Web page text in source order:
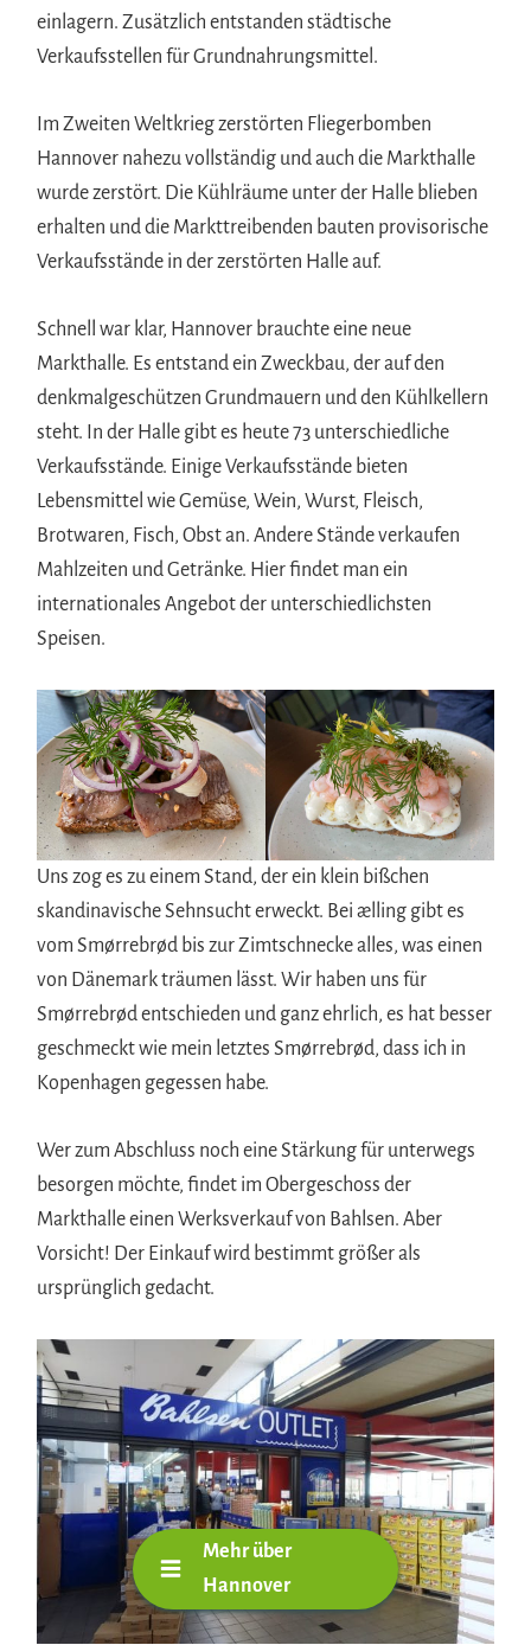
einlagern. Zusätzlich entstanden städtische
Verkaufsstellen für Grundnahrungsmittel.
Im Zweiten Weltkrieg zerstörten Fliegerbomben
Hannover nahezu vollständig und auch die Markthalle
wurde zerstört. Die Kühlräume unter der Halle blieben
erhalten und die Markttreibenden bauten provisorische
Verkaufsstände in der zerstörten Halle auf.
Schnell war klar, Hannover brauchte eine neue
Markthalle. Es entstand ein Zweckbau, der auf den
denkmalgeschützen Grundmauern und den Kühlkellern
steht. In der Halle gibt es heute 73 unterschiedliche
Verkaufsstände. Einige Verkaufsstände bieten
Lebensmittel wie Gemüse, Wein, Wurst, Fleisch,
Brotwaren, Fisch, Obst an. Andere Stände verkaufen
Mahlzeiten und Getränke. Hier findet man ein
internationales Angebot der unterschiedlichsten
Speisen.
Uns zog es zu einem Stand, der ein klein bißchen
skandinavische Sehnsucht erweckt. Bei ælling gibt es
vom Smørrebrød bis zur Zimtschnecke alles, was einen
von Dänemark träumen lässt. Wir haben uns für
Smørrebrød entschieden und ganz ehrlich, es hat besser
geschmeckt wie mein letztes Smørrebrød, dass ich in
Kopenhagen gegessen habe.
Wer zum Abschluss noch eine Stärkung für unterwegs
besorgen möchte, findet im Obergeschoss der
Markthalle einen Werksverkauf von Bahlsen. Aber
Vorsicht! Der Einkauf wird bestimmt größer als
ursprünglich gedacht.
Mehr über
Hannover